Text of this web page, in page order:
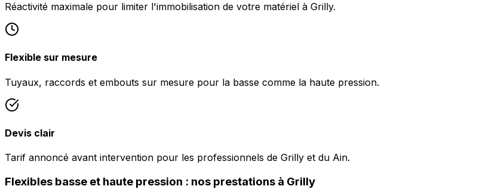
Réactivité maximale pour limiter l'immobilisation de votre matériel à Grilly.
Flexible sur mesure
Tuyaux, raccords et embouts sur mesure pour la basse comme la haute pression.
Devis clair
Tarif annoncé avant intervention pour les professionnels de Grilly et du Ain.
Flexibles basse et haute pression : nos prestations à Grilly